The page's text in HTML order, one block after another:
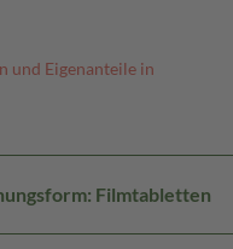
und Eigenanteile in
Filmtabletten